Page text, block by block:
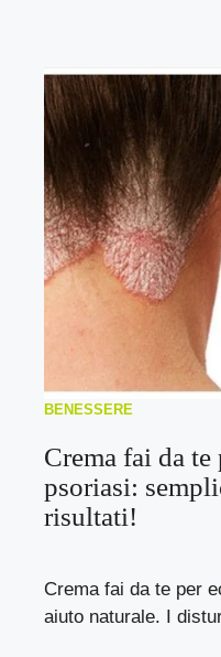
BENESSERE
Crema fai da te
psoriasi:
risultati!
Crema fai da te per
aiuto naturale. I